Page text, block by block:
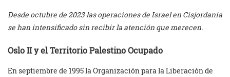
Desde octubre de 2023 las operaciones de Israel en Cisjordania
se han intensificado sin recibir la atención que merecen.
Oslo II y el Territorio Palestino Ocupado
En septiembre de 1995 la Organización para la Liberación de